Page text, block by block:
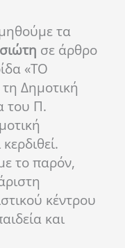
τα
σε άρθρο
«ΤΟ
Δημοτική
του Π.
το παρόν,
κέντρου
και